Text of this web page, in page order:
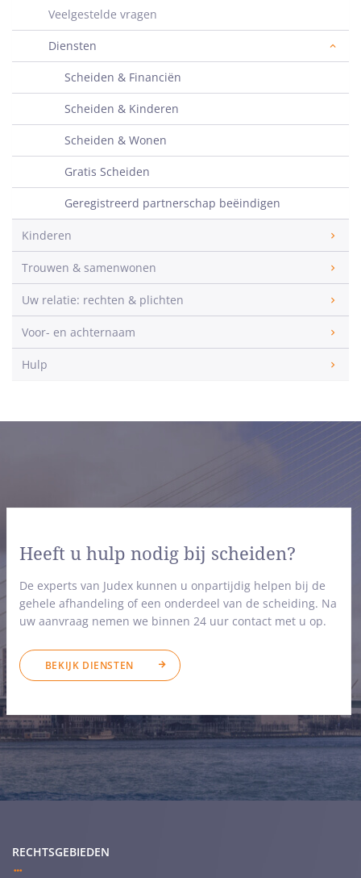
Veelgestelde vragen
Diensten
Scheiden & Financiën
Scheiden & Kinderen
Scheiden & Wonen
Gratis Scheiden
Geregistreerd partnerschap beëindigen
Kinderen
Trouwen & samenwonen
Uw relatie: rechten & plichten
Voor- en achternaam
Hulp
Heeft u hulp nodig bij scheiden?
De experts van Judex kunnen u onpartijdig helpen bij de
gehele afhandeling of een onderdeel van de scheiding. Na
uw aanvraag nemen we binnen 24 uur contact met u op.
BEKIJK DIENSTEN
RECHTSGEBIEDEN